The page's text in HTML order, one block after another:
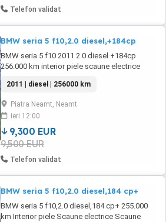
Telefon validat
BMW seria 5 f10,2.0 diesel,+184cp
BMW seria 5 f10 2011 2.0 diesel +184cp
256.000 km interior piele scaune electrice
detalii in privat WhatsApp:
2011 | diesel | 256000 km
Piatra Neamt, Neamt
ieri 12:00
9,300 EUR
9,500 EUR
Telefon validat
BMW seria 5 f10,2.0 diesel,184 cp+
BMW seria 5 f10,2.0 diesel,184 cp+ 255.000
km Interior piele Scaune electrice Scaune